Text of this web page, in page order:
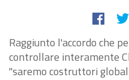
Raggiunto l'accordo che
controllare interamente
"saremo costruttori